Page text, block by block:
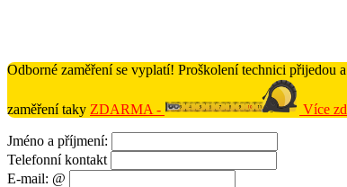
Odborné zaměření se vyplatí! Proškolení technici přijedou
zaměření taky ZDARMA - Více
Jméno a příjmení:
Telefonní kontakt
E-mail: @